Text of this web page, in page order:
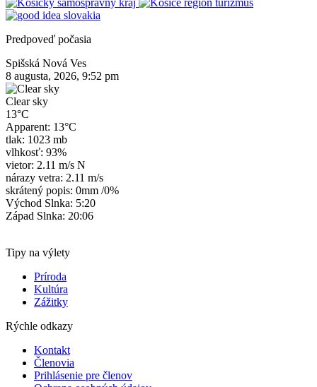
Predpoveď počasia
Spišská Nová Ves
8 augusta, 2026, 9:52 pm
Clear sky
13°C
Apparent: 13°C
tlak: 1023 mb
vlhkosť: 93%
vietor: 2.11 m/s N
nárazy vetra: 2.11 m/s
skrátený popis: 0mm /0%
Východ Slnka: 5:20
Západ Slnka: 20:06
Tipy na výlety
Príroda
Kultúra
Zážitky
Rýchle odkazy
Kontakt
Členovia
Prihlásenie pre členov